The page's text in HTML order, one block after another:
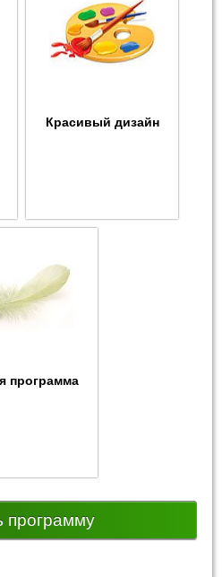
Красивый дизайн
программа
программу